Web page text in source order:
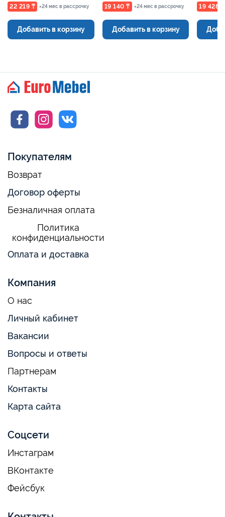
22 219 ₸ ×24 мес в рассрочку
Добавить в корзину
19 140 ₸ ×24 мес в рассрочку
Добавить в корзину
19 428 ₸
Покупателям
Возврат
Договор оферты
Безналичная оплата
Политика
конфиденциальности
Оплата и доставка
Компания
О нас
Личный кабинет
Вакансии
Вопросы и ответы
Партнерам
Контакты
Карта сайта
Соцсети
Инстаграм
ВКонтакте
Фейсбук